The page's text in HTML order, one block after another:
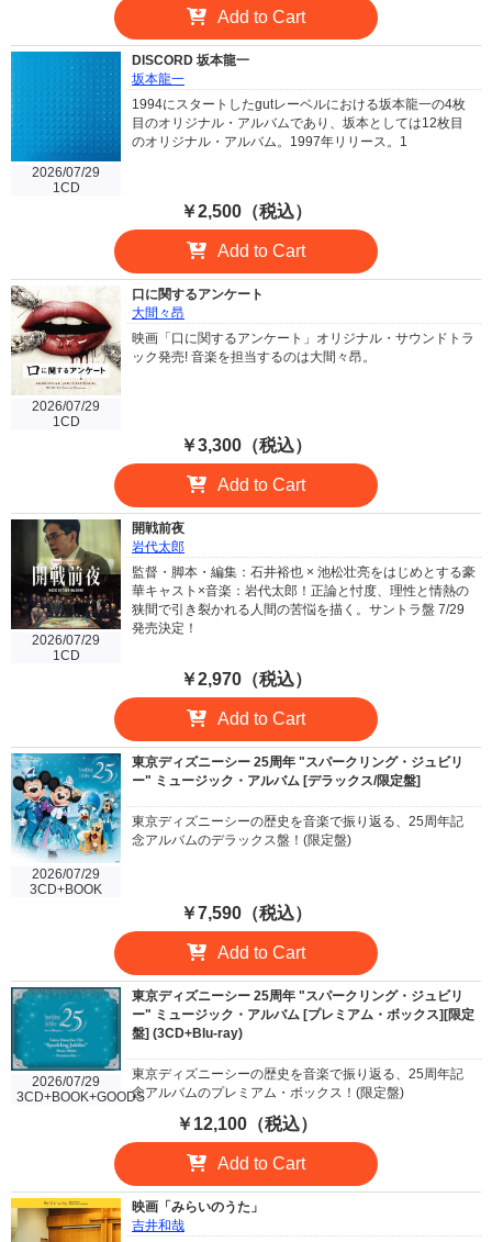
Add to Cart
2026/07/29
1CD
DISCORD 坂本龍一
坂本龍一
1994にスタートしたgutレーベルにおける坂本龍一の4枚
目のオリジナル・アルバムであり、坂本としては12枚目
のオリジナル・アルバム。1997年リリース。1
￥2,500（税込）
Add to Cart
2026/07/29
1CD
口に関するアンケート
大間々昂
映画「口に関するアンケート」オリジナル・サウンドトラ
ック発売! 音楽を担当するのは大間々昂。
￥3,300（税込）
Add to Cart
2026/07/29
1CD
開戦前夜
岩代太郎
監督・脚本・編集：石井裕也 × 池松壮亮をはじめとする豪
華キャスト×音楽：岩代太郎！正論と忖度、理性と情熱の
狭間で引き裂かれる人間の苦悩を描く。サントラ盤 7/29
発売決定！
￥2,970（税込）
Add to Cart
2026/07/29
3CD+BOOK
東京ディズニーシー 25周年 "スパークリング・ジュビリ
ー" ミュージック・アルバム [デラックス/限定盤]
東京ディズニーシーの歴史を音楽で振り返る、25周年記
念アルバムのデラックス盤！(限定盤)
￥7,590（税込）
Add to Cart
2026/07/29
3CD+BOOK+GOODS
東京ディズニーシー 25周年 "スパークリング・ジュビリ
ー" ミュージック・アルバム [プレミアム・ボックス][限定
盤] (3CD+Blu-ray)
東京ディズニーシーの歴史を音楽で振り返る、25周年記
念アルバムのプレミアム・ボックス！(限定盤)
￥12,100（税込）
Add to Cart
映画「みらいのうた」
吉井和哉